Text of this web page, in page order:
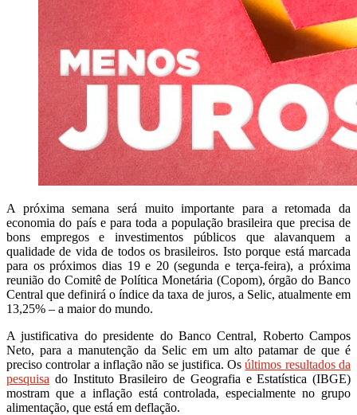
A próxima semana será muito importante para a retomada da
economia do país e para toda a população brasileira que precisa de
bons empregos e investimentos públicos que alavanquem a
qualidade de vida de todos os brasileiros. Isto porque está marcada
para os próximos dias 19 e 20 (segunda e terça-feira), a próxima
reunião do Comitê de Política Monetária (Copom), órgão do Banco
Central que definirá o índice da taxa de juros, a Selic, atualmente em
13,25% – a maior do mundo.
A justificativa do presidente do Banco Central, Roberto Campos
Neto, para a manutenção da Selic em um alto patamar de que é
preciso controlar a inflação não se justifica. Osúltimos resultados da
pesquisa do Instituto Brasileiro de Geografia e Estatística (IBGE)
mostram que a inflação está controlada, especialmente no grupo
alimentação, que está em deflação.